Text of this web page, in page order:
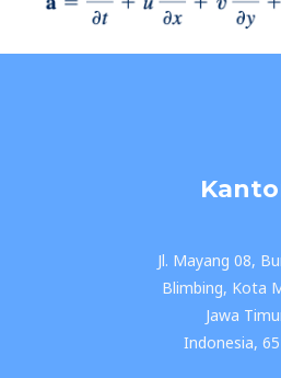
Jl. Mayang 08,
Blimbing, Kota
Jawa
Indonesia,